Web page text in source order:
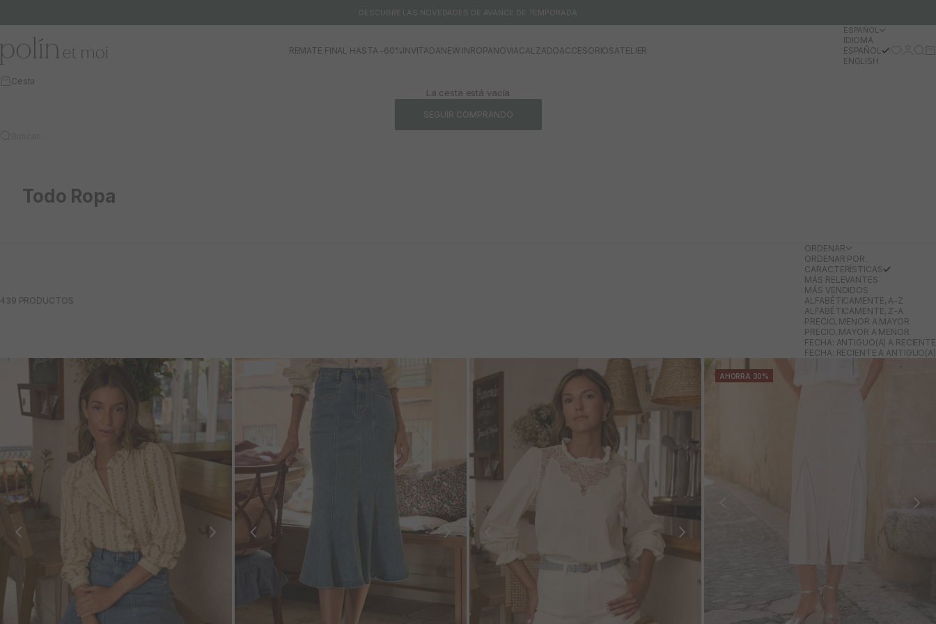
DESCUBRE LAS NOVEDADES DE AVANCE DE TEMPORADA
Polín et moi
REMATE FINAL HASTA -60%INVITADANEW INROPANOVIACALZADOACCESORIOSATELIER
ESPAÑOL
IDIOMA
ESPAÑOL
ENGLISH
Iniciar
Cesta
La cesta está vacía
SEGUIR COMPRANDO
Buscar…
Todo Ropa
439 PRODUCTOS
ORDENAR
ORDENAR POR
CARACTERÍSTICAS
MÁS RELEVANTES
MÁS VENDIDOS
ALFABÉTICAMENTE, A-Z
ALFABÉTICAMENTE, Z-A
PRECIO, MENOR A MAYOR
PRECIO, MAYOR A MENOR
FECHA: ANTIGUO(A) A RECIENTE
FECHA: RECIENTE A ANTIGUO(A)
AHORRA 30%